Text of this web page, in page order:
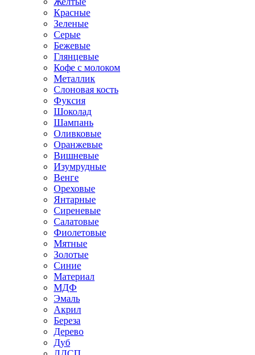
Красные
Зеленые
Серые
Бежевые
Глянцевые
Кофе с молоком
Металлик
Слоновая кость
Фуксия
Шоколад
Шампань
Оливковые
Оранжевые
Вишневые
Изумрудные
Венге
Ореховые
Янтарные
Сиреневые
Салатовые
Фиолетовые
Мятные
Золотые
Синие
Материал
МДФ
Эмаль
Акрил
Береза
Дерево
Дуб